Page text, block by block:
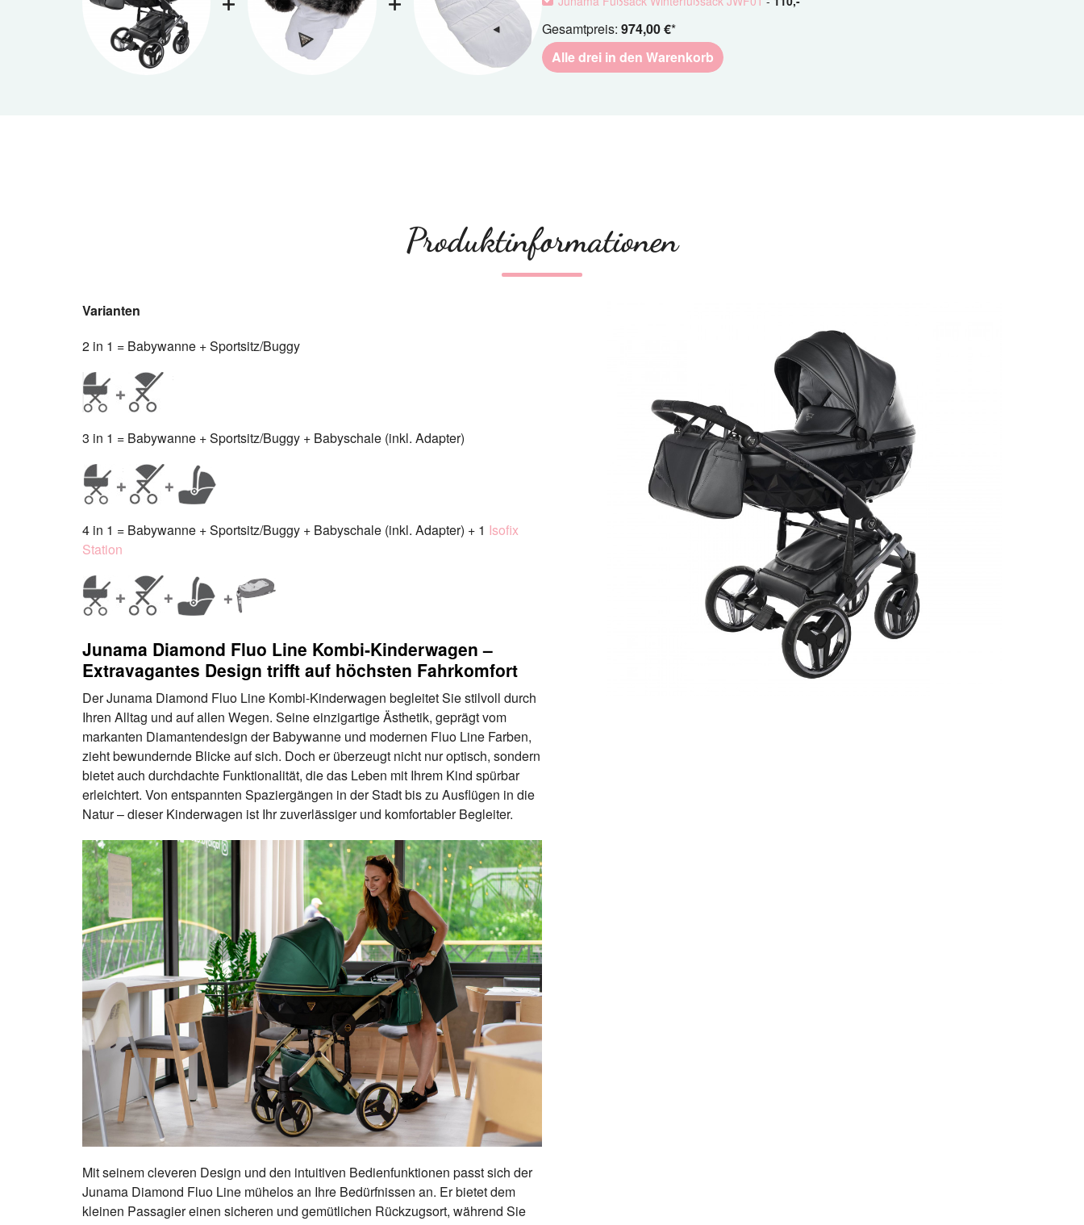
Gesamtpreis: 974,00 €*
Alle drei in den Warenkorb
Produktinformationen
Varianten
2 in 1 = Babywanne + Sportsitz/Buggy
3 in 1 = Babywanne + Sportsitz/Buggy + Babyschale (inkl. Adapter)
4 in 1 = Babywanne + Sportsitz/Buggy + Babyschale (inkl. Adapter) + 1 Isofix
Station
Junama Diamond Fluo Line Kombi‑Kinderwagen –
Extravagantes Design trifft auf höchsten Fahrkomfort
Der Junama Diamond Fluo Line Kombi-Kinderwagen begleitet Sie stilvoll durch
Ihren Alltag und auf allen Wegen. Seine einzigartige Ästhetik, geprägt vom
markanten Diamantendesign der Babywanne und modernen Fluo Line Farben,
zieht bewundernde Blicke auf sich. Doch er überzeugt nicht nur optisch, sondern
bietet auch durchdachte Funktionalität, die das Leben mit Ihrem Kind spürbar
erleichtert. Von entspannten Spaziergängen in der Stadt bis zu Ausflügen in die
Natur – dieser Kinderwagen ist Ihr zuverlässiger und komfortabler Begleiter.
Mit seinem cleveren Design und den intuitiven Bedienfunktionen passt sich der
Junama Diamond Fluo Line mühelos an Ihre Bedürfnissen an. Er bietet dem
kleinen Passagier einen sicheren und gemütlichen Rückzugsort, während Sie